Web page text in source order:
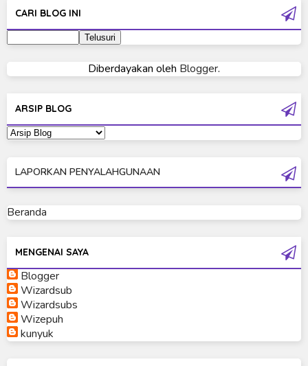
Ultraman 80
Ultraman Cosmos
Ultraman Dyna
Ultraman Geed
Ultraman Mebius
Ultraman Neos
Ultraman Orb
Ultraman Orb Origin Saga
CARI BLOG INI
Diberdayakan oleh Blogger.
ARSIP BLOG
LAPORKAN PENYALAHGUNAAN
Beranda
MENGENAI SAYA
Blogger
Wizardsub
Wizardsubs
Wizepuh
kunyuk